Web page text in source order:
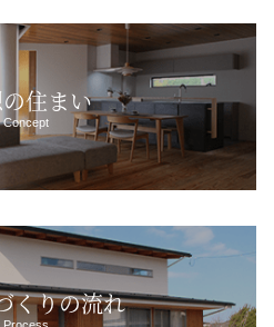
住まい
Concept
くりの流れ